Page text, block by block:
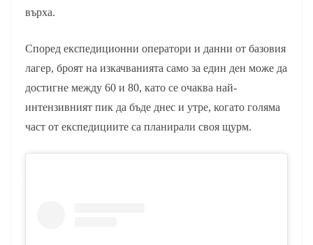
върха.
Според експедиционни оператори и данни от базовия
лагер, броят на изкачванията само за един ден може да
достигне между 60 и 80, като се очаква най-
интензивният пик да бъде днес и утре, когато голяма
част от експедициите са планирали своя щурм.